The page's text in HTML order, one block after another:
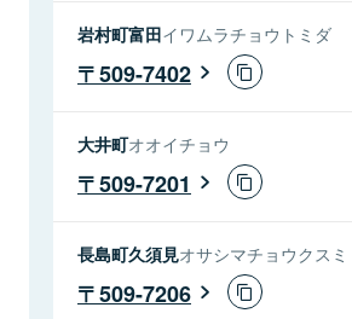
岩村町富田イワムラチョウトミダ
509-7402
大井町オオイチョウ
509-7201
長島町久須見オサシマチョウクスミ
509-7206